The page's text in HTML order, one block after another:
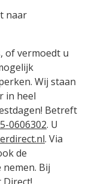
naar
of vermoedt u
Wij staan
in heel
Betreft
0606302. U
. Via
de
Bij